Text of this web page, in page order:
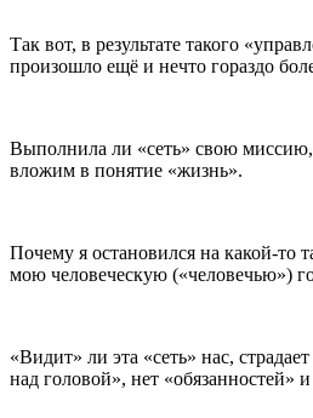
Так вот, в результате такого
произошло ещё и нечто гораздо
Выполнила ли «сеть» свою миссию,
вложим в понятие «жизнь».
Почему я остановился на какой-то
мою человеческую («человечью»)
«Видит» ли эта «сеть» нас,
над головой», нет